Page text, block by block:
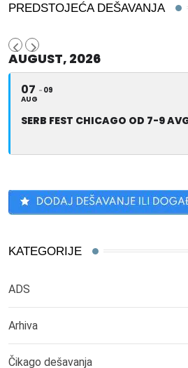
PREDSTOJEĆA DEŠAVANJA
AUGUST, 2026
07
AUG
09
SERB FEST CHICAGO OD 7-9
KATEGORIJE
ADS
Arhiva
Čikago dešavanja